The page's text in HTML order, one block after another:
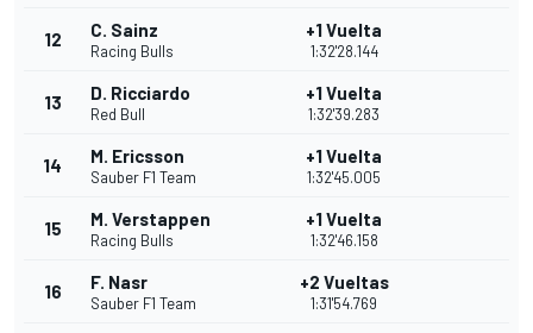
12 C. Sainz
Racing Bulls
+1 Vuelta
1:32'28.144
13 D. Ricciardo
Red Bull
+1 Vuelta
1:32'39.283
14 M. Ericsson
Sauber F1 Team
+1 Vuelta
1:32'45.005
15 M. Verstappen
Racing Bulls
+1 Vuelta
1:32'46.158
16 F. Nasr
Sauber F1 Team
+2 Vueltas
1:31'54.769